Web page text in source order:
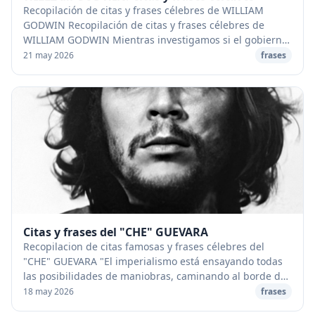
Recopilación de citas y frases célebres de WILLIAM
GODWIN Recopilación de citas y frases célebres de
WILLIAM GODWIN Mientras investigamos si el gobierno
puede mejorar, seria bueno pensar en sus efecto...
21 may 2026 frases
Citas y frases del "CHE" GUEVARA
Recopilacion de citas famosas y frases célebres del
"CHE" GUEVARA "El imperialismo está ensayando todas
las posibilidades de maniobras, caminando al borde de
una guerra mundial, guerra con la que sell...
18 may 2026 frases